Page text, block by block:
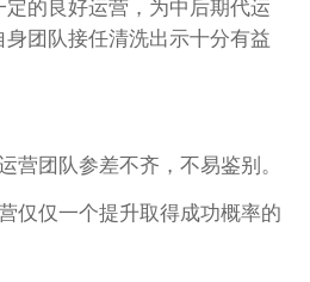
的良好运营，为中后期代运
团队接任清洗出示十分有益
营团队参差不齐，不易鉴别。
仅仅一个提升取得成功概率的